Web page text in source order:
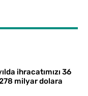
ihracatımızı 36
milyar dolara